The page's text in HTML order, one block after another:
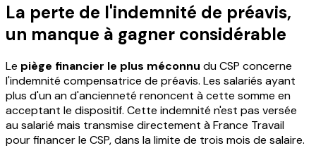
La perte de l'indemnité de préavis,
un manque à gagner considérable
Le piège financier le plus méconnu du CSP concerne
l'indemnité compensatrice de préavis. Les salariés ayant
plus d'un an d'ancienneté renoncent à cette somme en
acceptant le dispositif. Cette indemnité n'est pas versée
au salarié mais transmise directement à France Travail
pour financer le CSP, dans la limite de trois mois de salaire.